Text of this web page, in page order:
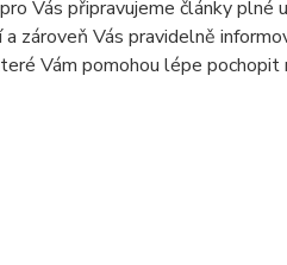
Vás připravujeme články plné
zároveň Vás pravidelně
Vám pomohou lépe